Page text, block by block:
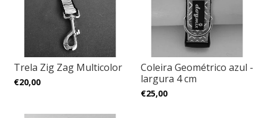
Trela Zig Zag Multicolor
€20,00
Coleira Geométrico azul -
largura 4 cm
€25,00